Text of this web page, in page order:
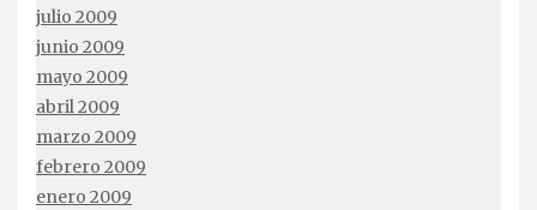
julio 2009
junio 2009
mayo 2009
abril 2009
marzo 2009
febrero 2009
enero 2009